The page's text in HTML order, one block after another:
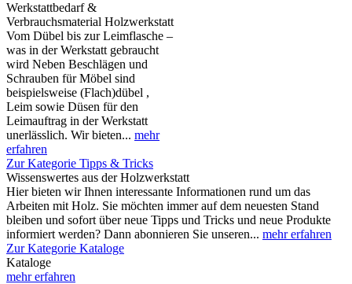
Werkstattbedarf &
Verbrauchsmaterial Holzwerkstatt
Vom Dübel bis zur Leimflasche –
was in der Werkstatt gebraucht
wird Neben Beschlägen und
Schrauben für Möbel sind
beispielsweise (Flach)dübel ,
Leim sowie Düsen für den
Leimauftrag in der Werkstatt
unerlässlich. Wir bieten... mehr
erfahren
Zur Kategorie Tipps & Tricks
Wissenswertes aus der Holzwerkstatt
Hier bieten wir Ihnen interessante Informationen rund um das
Arbeiten mit Holz. Sie möchten immer auf dem neuesten Stand
bleiben und sofort über neue Tipps und Tricks und neue Produkte
informiert werden? Dann abonnieren Sie unseren... mehr erfahren
Zur Kategorie Kataloge
Kataloge
mehr erfahren